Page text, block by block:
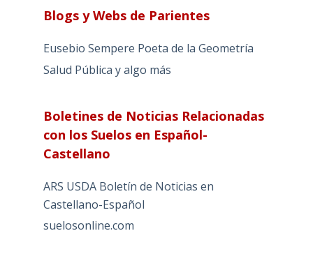
Blogs y Webs de Parientes
Eusebio Sempere Poeta de la Geometría
Salud Pública y algo más
Boletines de Noticias Relacionadas
con los Suelos en Español-
Castellano
ARS USDA Boletín de Noticias en
Castellano-Español
suelosonline.com